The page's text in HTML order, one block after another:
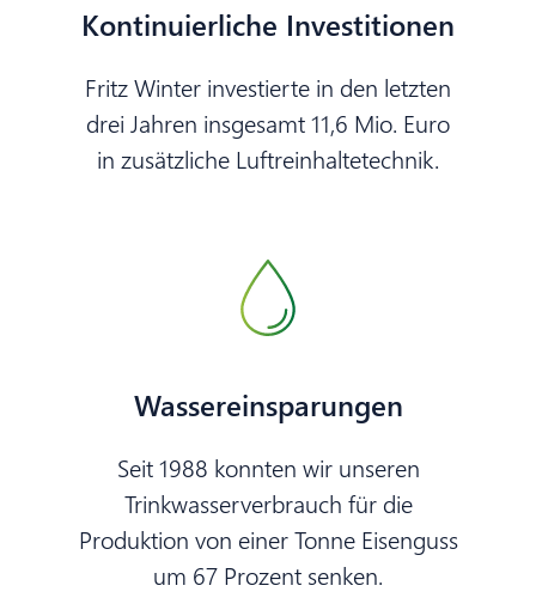
Kontinuierliche Investitionen
Fritz Winter investierte in den letzten
drei Jahren insgesamt 11,6 Mio. Euro
in zusätzliche Luftreinhaltetechnik.
Wassereinsparungen
Seit 1988 konnten wir unseren
Trinkwasserverbrauch für die
Produktion von einer Tonne Eisenguss
um 67 Prozent senken.